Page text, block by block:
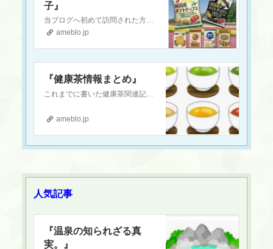
子』
当ブログへ初めて訪問された方へ当ブログは『現代医療やワクチンに対して疑念を抱いている』という方や『食の安全(農薬・添加物etc.)に不安を感じている』という方…
ameblo.jp
『健康茶情報まとめ』
これまでに書いた健康茶関連記事のリンクを以下に貼り付けておきます気になるお茶があれば、ぜひ記事をチェックしてみてくださいねハブ茶『お勧めのお茶 〜ハブ茶〜』当…
ameblo.jp
人気記事
『温泉の知られざる真
実。』